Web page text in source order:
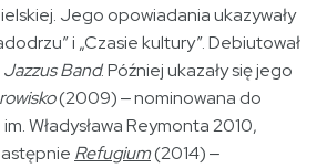
Jego opowiadania ukazywały
i „Czasie kultury”. Debiutował
Jazzus Band. Później ukazały się jego
(2009) ‒ nominowana do
Władysława Reymonta 2010,
Refugium(2014) ‒